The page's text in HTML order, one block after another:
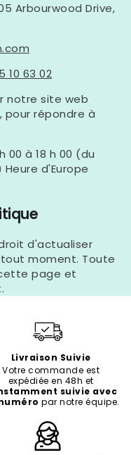
Arbourwood Drive,
10 63 02
notre site web
pour répondre à
00 à 18 h 00 (du
d'Europe
d'actualiser
moment. Toute
page et
Livraison Suivie
Votre commande est
expédiée en 48h et
suivie avec
par notre équipe.